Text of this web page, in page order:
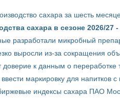
сахара за шесть
сахара в сезоне 2026/
разработали микробный
выросли из-за сокращения
к данным о переработке
маркировку для напитков
индексы сахара ПАО